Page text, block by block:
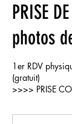
PRISE
photos
1er RDV
(gratuit)
>>>> PRISE